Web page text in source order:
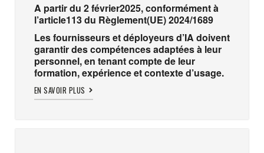
A partirdu 2février2025,conformémentà
l’article113 du Règlement(UE) 2024/1689
Lesfournisseursetdéployeursd’IA doivent
garantirdescompétencesadaptéesà leur
personnel,en tenantcomptede leur
formation,expérienceetcontexted’usage.
EN SAVOIR PLUS